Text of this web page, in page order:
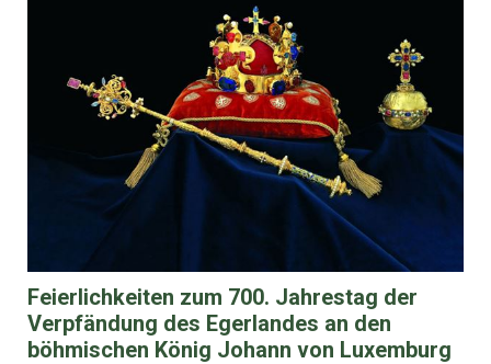
Feierlichkeiten zum 700. Jahrestag der
Verpfändung des Egerlandes an den
böhmischen König Johann von Luxemburg